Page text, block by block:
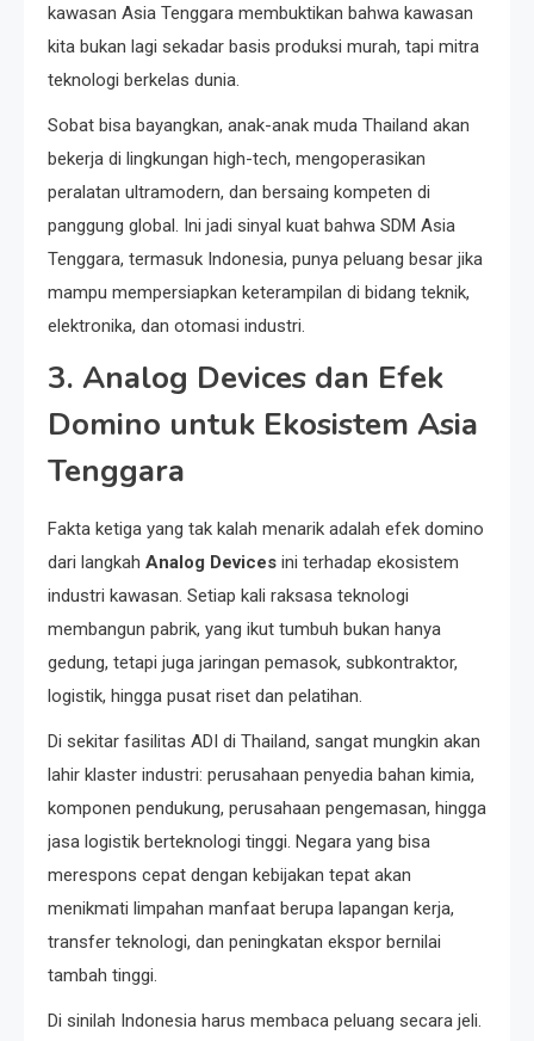
kawasan Asia Tenggara membuktikan bahwa kawasan
kita bukan lagi sekadar basis produksi murah, tapi mitra
teknologi berkelas dunia.
Sobat bisa bayangkan, anak-anak muda Thailand akan
bekerja di lingkungan high-tech, mengoperasikan
peralatan ultramodern, dan bersaing kompeten di
panggung global. Ini jadi sinyal kuat bahwa SDM Asia
Tenggara, termasuk Indonesia, punya peluang besar jika
mampu mempersiapkan keterampilan di bidang teknik,
elektronika, dan otomasi industri.
3. Analog Devices dan Efek
Domino untuk Ekosistem Asia
Tenggara
Fakta ketiga yang tak kalah menarik adalah efek domino
dari langkah Analog Devices ini terhadap ekosistem
industri kawasan. Setiap kali raksasa teknologi
membangun pabrik, yang ikut tumbuh bukan hanya
gedung, tetapi juga jaringan pemasok, subkontraktor,
logistik, hingga pusat riset dan pelatihan.
Di sekitar fasilitas ADI di Thailand, sangat mungkin akan
lahir klaster industri: perusahaan penyedia bahan kimia,
komponen pendukung, perusahaan pengemasan, hingga
jasa logistik berteknologi tinggi. Negara yang bisa
merespons cepat dengan kebijakan tepat akan
menikmati limpahan manfaat berupa lapangan kerja,
transfer teknologi, dan peningkatan ekspor bernilai
tambah tinggi.
Di sinilah Indonesia harus membaca peluang secara jeli.